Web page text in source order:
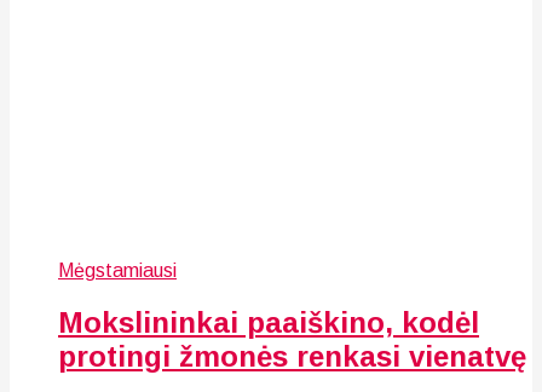
Mėgstamiausi
Mokslininkai paaiškino, kodėl
protingi žmonės renkasi vienatvę